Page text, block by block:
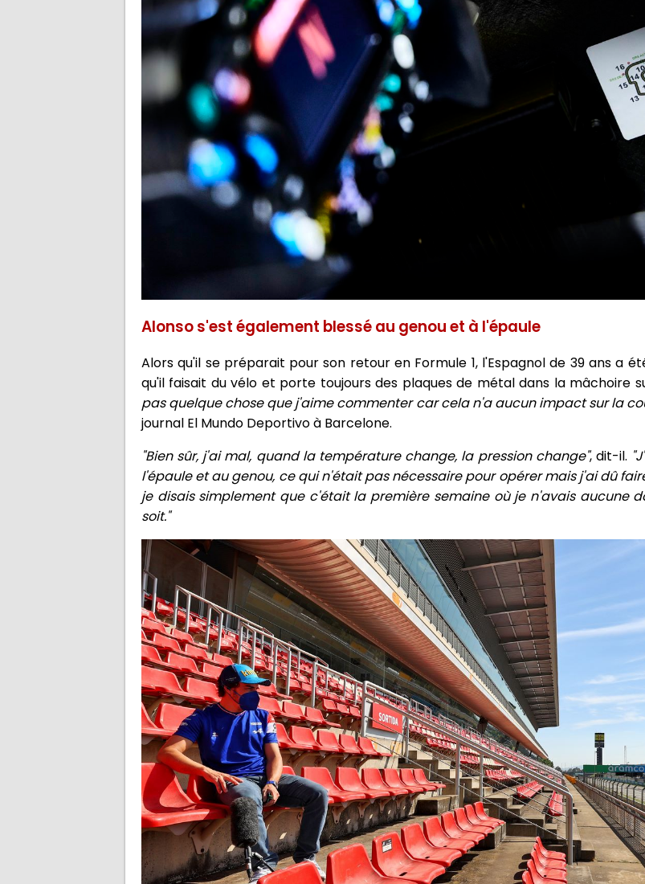
Alonso s'est également blessé au genou et à l'épaule
Alors qu'il se préparait pour son retour en Formule 1, l'Espagnol de 39 ans a
qu'il faisait du vélo et porte toujours des plaques de métal dans la mâchoire
pas quelque chose que j'aime commenter car cela n'a aucun impact sur la
journal El Mundo Deportivo à Barcelone.
"Bien sûr, j'ai mal, quand la température change, la pression change", dit-il.
l'épaule et au genou, ce qui n'était pas nécessaire pour opérer mais j'ai dû
je disais simplement que c'était la première semaine où je n'avais aucune
soit."